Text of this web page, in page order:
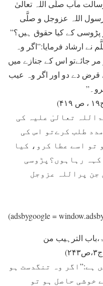
مآب صلَّی اللہ تعالیٰ
اللہ عزوجل و صلَّی
پڑوسی کے کيا حقوق ہيں؟”
نے ارشاد فرمايا:”اگر وہ
جائےتو اس کے جنازے ميں
دے دو اور اگر وہ عيب
تعالیٰ علیہ کی
طلب کرےتو اس کی
تو اسے عطا کرو، کیا
رہاہوں؟پڑوسی
جن پراللہ عزوجل
(adsbygoogle =
الترہیب من
ہے:”اگر وہ تنگدست ہو
خوشی حاصل ہو تو